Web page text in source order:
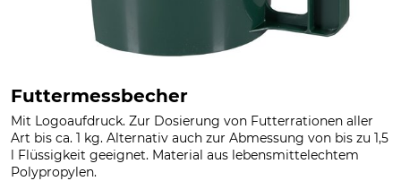
Futtermessbecher
Mit Logoaufdruck. Zur Dosierung von Futterrationen aller
Art bis ca. 1 kg. Alternativ auch zur Abmessung von bis zu 1,5
l Flüssigkeit geeignet. Material aus lebensmittelechtem
Polypropylen.